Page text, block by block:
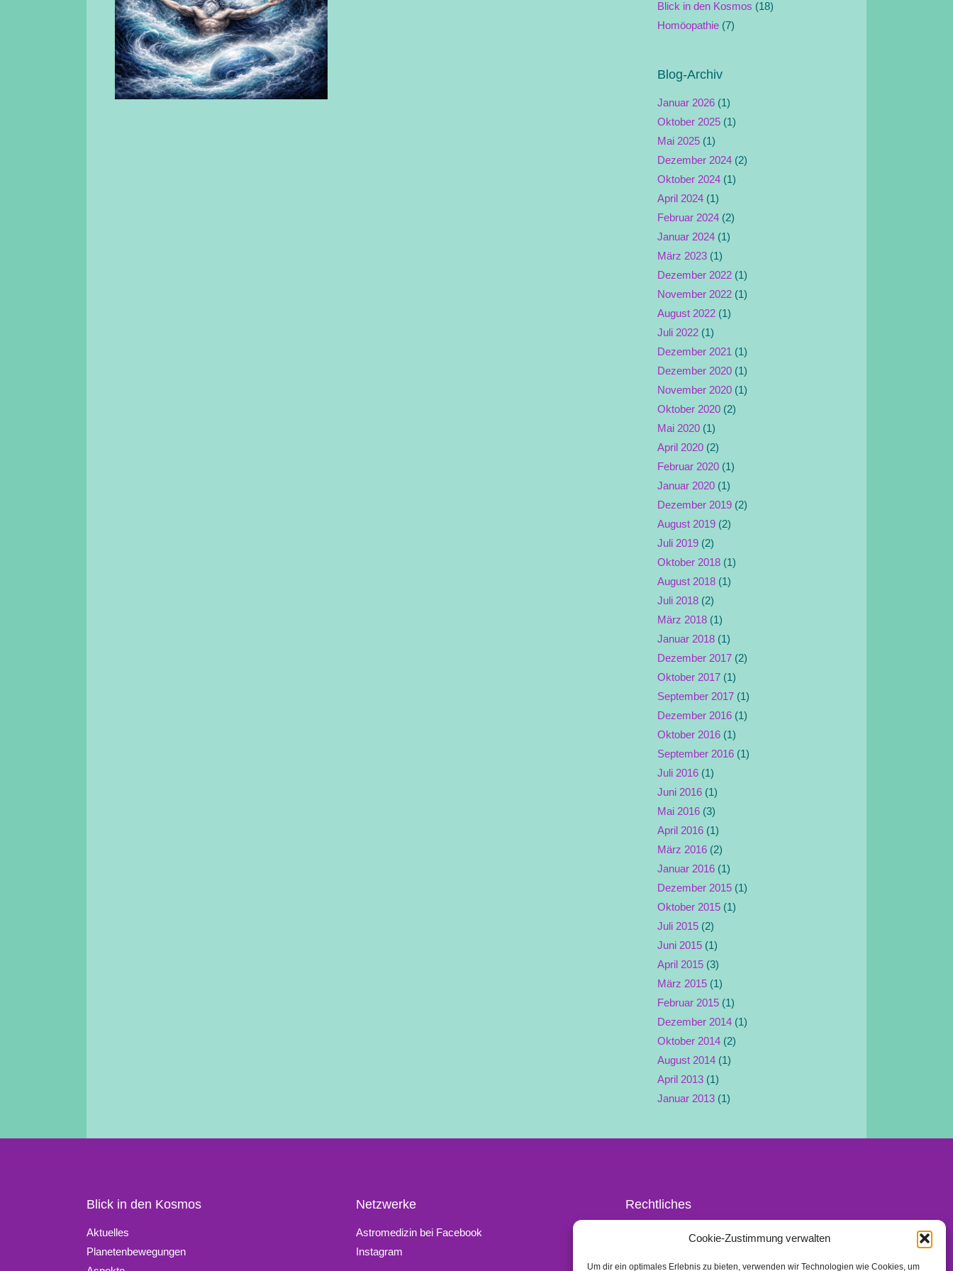
Cookie-Zustimmung verwalten
Um dir ein optimales Erlebnis zu bieten, verwenden wir Technologien wie Cookies, um
Blick in den Kosmos (18)
Homöopathie (7)
Blog-Archiv
Januar 2026 (1)
Oktober 2025 (1)
Mai 2025 (1)
Dezember 2024 (2)
Oktober 2024 (1)
April 2024 (1)
Februar 2024 (2)
Januar 2024 (1)
März 2023 (1)
Dezember 2022 (1)
November 2022 (1)
August 2022 (1)
Juli 2022 (1)
Dezember 2021 (1)
Dezember 2020 (1)
November 2020 (1)
Oktober 2020 (2)
Mai 2020 (1)
April 2020 (2)
Februar 2020 (1)
Januar 2020 (1)
Dezember 2019 (2)
August 2019 (2)
Juli 2019 (2)
Oktober 2018 (1)
August 2018 (1)
Juli 2018 (2)
März 2018 (1)
Januar 2018 (1)
Dezember 2017 (2)
Oktober 2017 (1)
September 2017 (1)
Dezember 2016 (1)
Oktober 2016 (1)
September 2016 (1)
Juli 2016 (1)
Juni 2016 (1)
Mai 2016 (3)
April 2016 (1)
März 2016 (2)
Januar 2016 (1)
Dezember 2015 (1)
Oktober 2015 (1)
Juli 2015 (2)
Juni 2015 (1)
April 2015 (3)
März 2015 (1)
Februar 2015 (1)
Dezember 2014 (1)
Oktober 2014 (2)
August 2014 (1)
April 2013 (1)
Januar 2013 (1)
Blick in den Kosmos
Aktuelles
Planetenbewegungen
Netzwerke
Astromedizin bei Facebook
Instagram
Rechtliches